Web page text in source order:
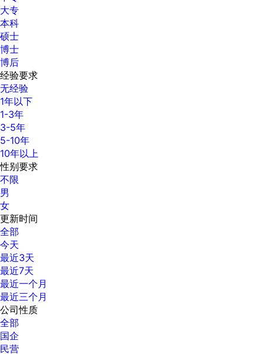
大专
本科
硕士
博士
博后
经验要求
无经验
1年以下
1-3年
3-5年
5-10年
10年以上
性别要求
不限
男
女
更新时间
全部
今天
最近3天
最近7天
最近一个月
最近三个月
公司性质
全部
国企
民营